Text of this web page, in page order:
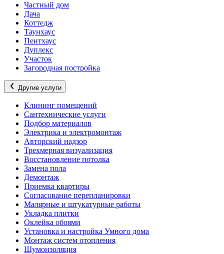
Частный дом
Дача
Коттедж
Таунхаус
Пентхаус
Дуплекс
Участок
Загородная постройка
Другие услуги
Клининг помещений
Сантехнические услуги
Подбор материалов
Электрика и электромонтаж
Авторский надзор
Трехмерная визуализация
Восстановление потолка
Замена пола
Демонтаж
Приемка квартиры
Согласование перепланировки
Малярные и штукатурные работы
Укладка плитки
Оклейка обоями
Установка и настройка Умного дома
Монтаж систем отопления
Шумоизоляция